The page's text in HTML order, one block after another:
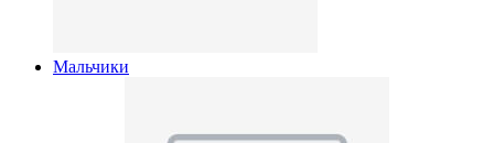
Мальчики